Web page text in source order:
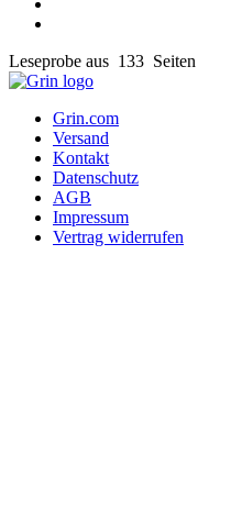
Leseprobe aus 133 Seiten
Grin.com
Versand
Kontakt
Datenschutz
AGB
Impressum
Vertrag widerrufen